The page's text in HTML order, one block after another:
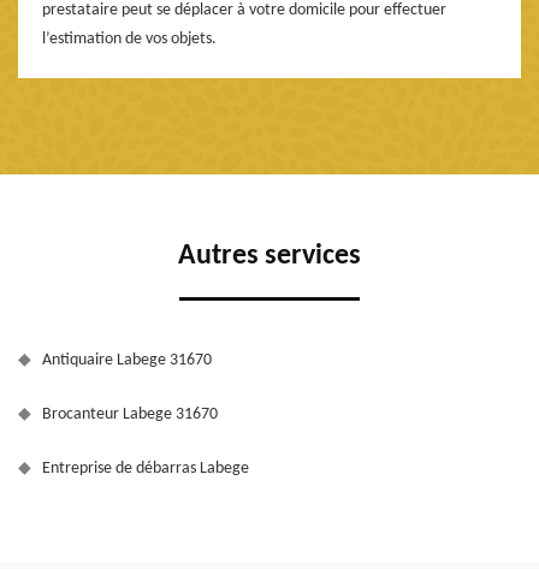
prestataire peut se déplacer à votre domicile pour effectuer
l’estimation de vos objets.
Autres services
Antiquaire Labege 31670
Brocanteur Labege 31670
Entreprise de débarras Labege